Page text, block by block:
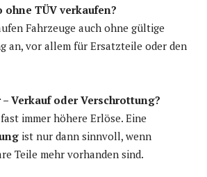
TÜV verkaufen?
Fahrzeuge auch ohne gültige
an, vor allem für Ersatzteile oder den
Verkauf oder Verschrottung?
immer höhere Erlöse. Eine
ist nur dann sinnvoll, wenn
Teile mehr vorhanden sind.